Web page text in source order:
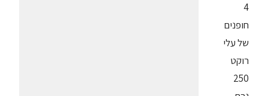
4
חופנים
של עלי
רוקט
250